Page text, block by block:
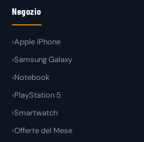
Negozio
Apple iPhone
Samsung Galaxy
Notebook
PlayStation 5
Smartwatch
Offerte del Mese